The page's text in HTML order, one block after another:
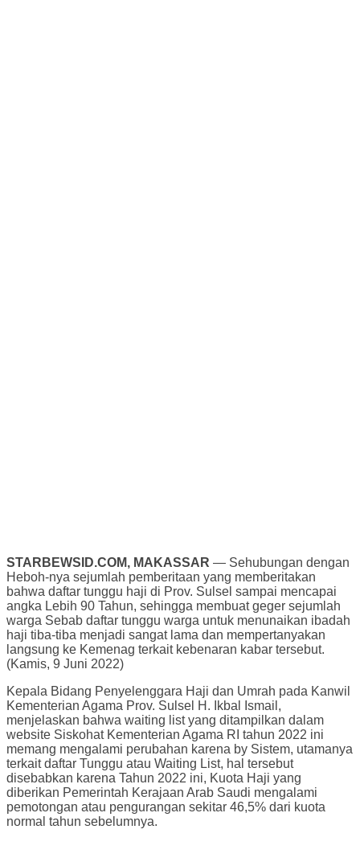
STARBEWSID.COM, MAKASSAR — Sehubungan dengan
Heboh-nya sejumlah pemberitaan yang memberitakan
bahwa daftar tunggu haji di Prov. Sulsel sampai mencapai
angka Lebih 90 Tahun, sehingga membuat geger sejumlah
warga Sebab daftar tunggu warga untuk menunaikan ibadah
haji tiba-tiba menjadi sangat lama dan mempertanyakan
langsung ke Kemenag terkait kebenaran kabar tersebut.
(Kamis, 9 Juni 2022)
Kepala Bidang Penyelenggara Haji dan Umrah pada Kanwil
Kementerian Agama Prov. Sulsel H. Ikbal Ismail,
menjelaskan bahwa waiting list yang ditampilkan dalam
website Siskohat Kementerian Agama RI tahun 2022 ini
memang mengalami perubahan karena by Sistem, utamanya
terkait daftar Tunggu atau Waiting List, hal tersebut
disebabkan karena Tahun 2022 ini, Kuota Haji yang
diberikan Pemerintah Kerajaan Arab Saudi mengalami
pemotongan atau pengurangan sekitar 46,5% dari kuota
normal tahun sebelumnya.